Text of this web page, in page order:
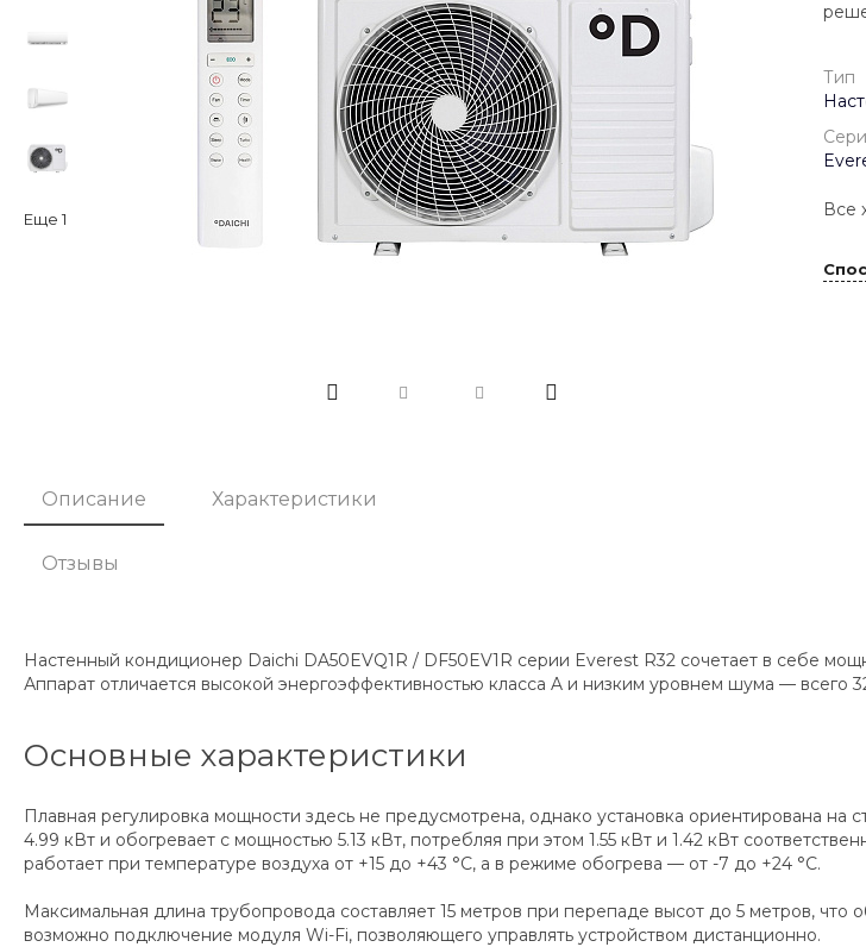
Еще 1
Тип
Все
Описание Характеристики
Отзывы
Настенный кондиционер Daichi DA50EVQ1R / DF50EV1R серии Everest R32 сочетает в себе
Аппарат отличается высокой энергоэффективностью класса A и низким уровнем шума — всего
Основные характеристики
Плавная регулировка мощности здесь не предусмотрена, однако установка ориентирована
4.99 кВт и обогревает с мощностью 5.13 кВт, потребляя при этом 1.55 кВт и 1.42 кВт
работает при температуре воздуха от +15 до +43 °C, а в режиме обогрева — от -7 до +24 °C.
Максимальная длина трубопровода составляет 15 метров при перепаде высот до 5 метров,
возможно подключение модуля Wi-Fi, позволяющего управлять устройством дистанционно.